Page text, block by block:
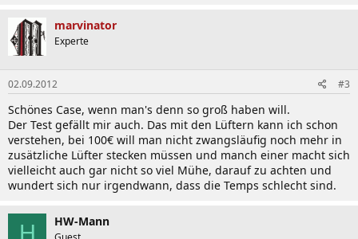
marvinator
Experte
02.09.2012 #3
Schönes Case, wenn man's denn so groß haben will.
Der Test gefällt mir auch. Das mit den Lüftern kann ich schon
verstehen, bei 100€ will man nicht zwangsläufig noch mehr in
zusätzliche Lüfter stecken müssen und manch einer macht sich
vielleicht auch gar nicht so viel Mühe, darauf zu achten und
wundert sich nur irgendwann, dass die Temps schlecht sind.
H HW-Mann